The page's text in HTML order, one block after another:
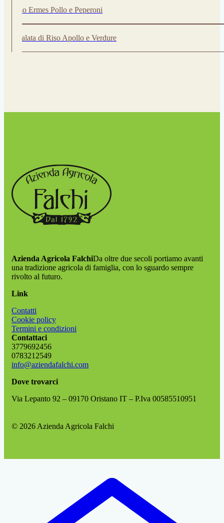
Riso Ermes Pollo e Peperoni
Insalata di Riso Apollo e Verdure
Azienda Agricola FalchiDa oltre due secoli portiamo avanti
una tradizione agricola di famiglia, con lo sguardo sempre
rivolto al futuro.
Link
Contatti
Cookie policy
Termini e condizioni
Contattaci
3779692456
0783212549
info@aziendafalchi.com
Dove trovarci
Via Lepanto 92 – 09170 Oristano IT – P.Iva 00585510951
© 2026 Azienda Agricola Falchi